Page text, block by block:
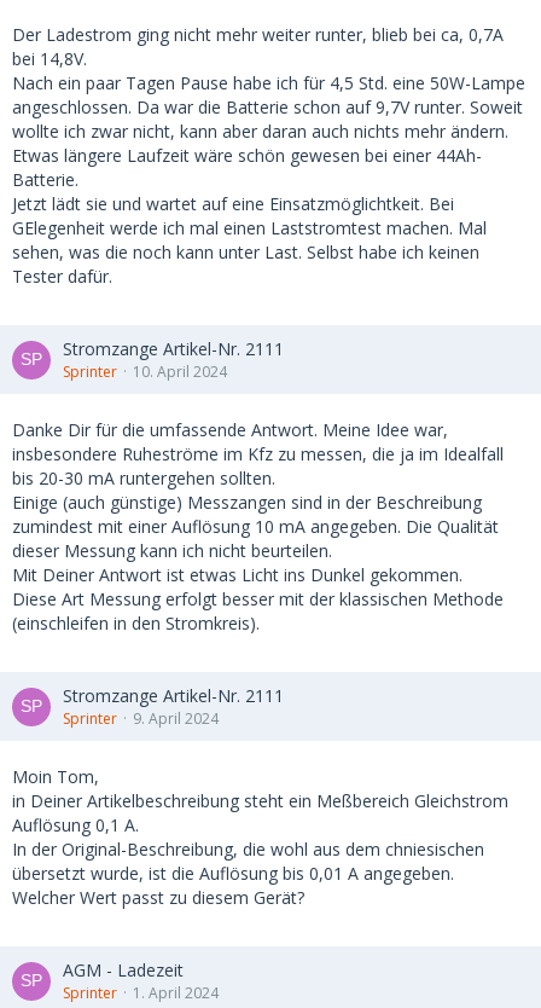
Der Ladestrom ging nicht mehr weiter runter, blieb bei ca, 0,7A
bei 14,8V.
Nach ein paar Tagen Pause habe ich für 4,5 Std. eine 50W-Lampe
angeschlossen. Da war die Batterie schon auf 9,7V runter. Soweit
wollte ich zwar nicht, kann aber daran auch nichts mehr ändern.
Etwas längere Laufzeit wäre schön gewesen bei einer 44Ah-
Batterie.
Jetzt lädt sie und wartet auf eine Einsatzmöglichtkeit. Bei
GElegenheit werde ich mal einen Laststromtest machen. Mal
sehen, was die noch kann unter Last. Selbst habe ich keinen
Tester dafür.
Stromzange Artikel-Nr. 2111
Sprinter 10. April 2024
Danke Dir für die umfassende Antwort. Meine Idee war,
insbesondere Ruheströme im Kfz zu messen, die ja im Idealfall
bis 20-30 mA runtergehen sollten.
Einige (auch günstige) Messzangen sind in der Beschreibung
zumindest mit einer Auflösung 10 mA angegeben. Die Qualität
dieser Messung kann ich nicht beurteilen.
Mit Deiner Antwort ist etwas Licht ins Dunkel gekommen.
Diese Art Messung erfolgt besser mit der klassischen Methode
(einschleifen in den Stromkreis).
Stromzange Artikel-Nr. 2111
Sprinter 9. April 2024
Moin Tom,
in Deiner Artikelbeschreibung steht ein Meßbereich Gleichstrom
Auflösung 0,1 A.
In der Original-Beschreibung, die wohl aus dem chniesischen
übersetzt wurde, ist die Auflösung bis 0,01 A angegeben.
Welcher Wert passt zu diesem Gerät?
AGM - Ladezeit
Sprinter 1. April 2024